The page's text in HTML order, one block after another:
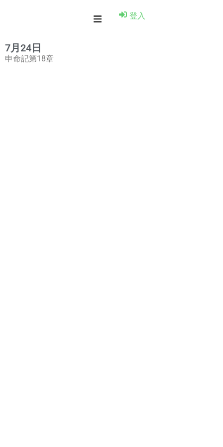
登入
7月24日
申命記第18章